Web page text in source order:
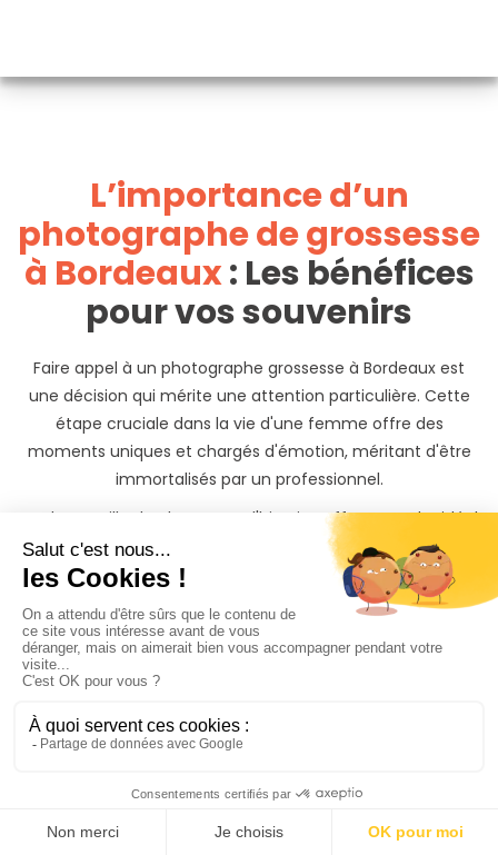
L’importance d’un
photographe de grossesse
à Bordeaux: Les bénéfices
pour vos souvenirs
Faire appel à un photographe grossesse à Bordeaux est
une décision qui mérite une attention particulière. Cette
étape cruciale dans la vie d'une femme offre des
moments uniques et chargés d'émotion, méritant d'être
immortalisés par un professionnel.
Bordeaux, ville de charme et d'histoire, offre un cadre idéal
pour des clichés de grossesse d'exception. Les
photographes grossesse à Bordeaux disposent d'un savoir-
faire et d'une expertise inégalée pour vous offrir des
photos à la fois naturelles et artistiques. Leur maîtrise de la
lumière et des angles, ainsi que leur sensibilité artistique,
permettent de sublimer la beauté de la femme enceinte
dans un cadre authentique.
Choisir un photographe grossesse à Bordeaux, c'est
personnalisé. Le photographe saura vous mettre à l'aise,
vous guider et vous conseiller tout au long de la séance